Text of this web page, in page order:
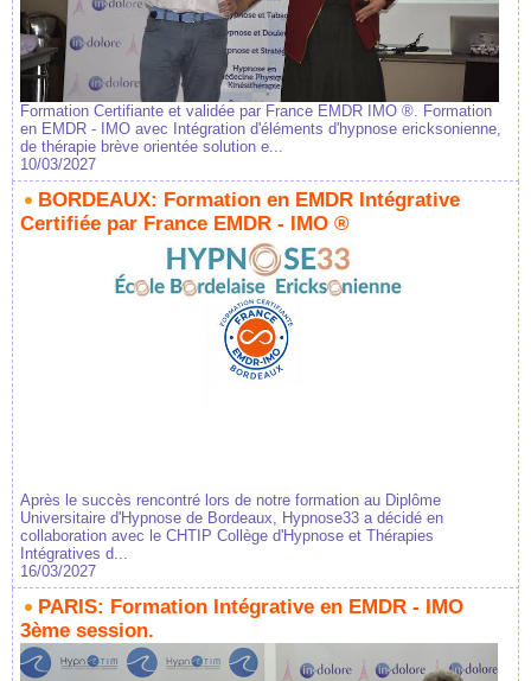
Formation Certifiante et validée par France EMDR IMO ®. Formation
en EMDR - IMO avec Intégration d'éléments d'hypnose ericksonienne,
de thérapie brève orientée solution e...
10/03/2027
BORDEAUX: Formation en EMDR Intégrative
Certifiée par France EMDR - IMO ®
Après le succès rencontré lors de notre formation au Diplôme
Universitaire d'Hypnose de Bordeaux, Hypnose33 a décidé en
collaboration avec le CHTIP Collège d'Hypnose et Thérapies
Intégratives d...
16/03/2027
PARIS: Formation Intégrative en EMDR - IMO
3ème session.